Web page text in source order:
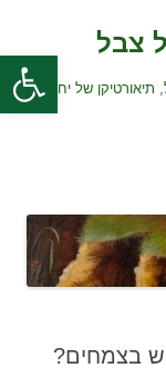
פתח
צבל
של יחסי
בצמחים?